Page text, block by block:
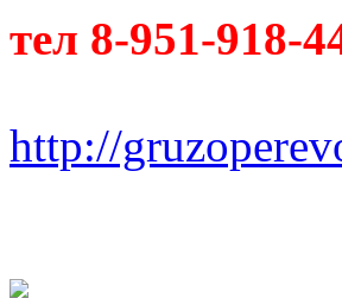
тел 8-951-918-
http://